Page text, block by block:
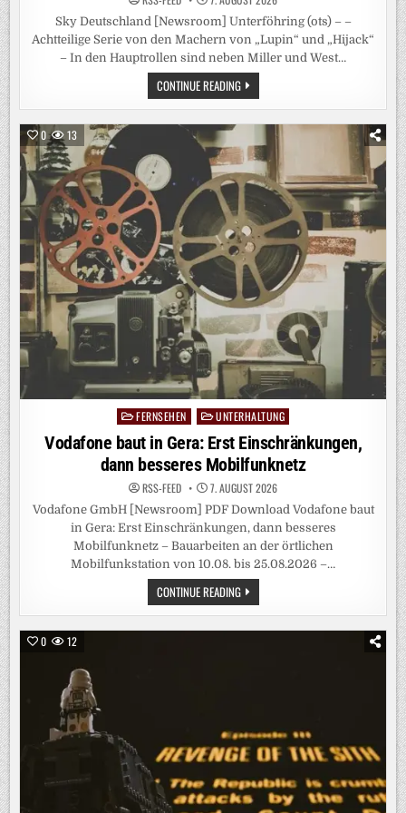
Sky Deutschland [Newsroom] Unterföhring (ots) – –
Achtteilige Serie von den Machern von „Lupin“ und „Hijack“
– In den Hauptrollen sind neben Miller und West…
CONTINUE READINGSIENNA
MILLER
UND
DOMINIC
FÜHREN
AB
5.
OKTOBER
DEN
DER
SKY
ORIGINAL
SERIE
„WAR“
AN
0 13
Posted
in
FERNSEHEN UNTERHALTUNG
Vodafone baut in Gera: Erst Einschränkungen,
dann besseres Mobilfunknetz
RSS-FEED 7. AUGUST 2026
Vodafone GmbH [Newsroom] PDF Download Vodafone baut
in Gera: Erst Einschränkungen, dann besseres
Mobilfunknetz – Bauarbeiten an der örtlichen
Mobilfunkstation von 10.08. bis 25.08.2026 –…
CONTINUE READINGVODAFONE
BAUT
IN
0 12